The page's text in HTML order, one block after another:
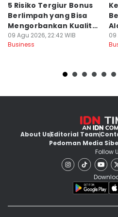
5 Risiko Tergiur Bonus
Berlimpah yang Bisa
Mengorbankan Kualitas
Produk
09 Agu 2026, 22:42 WIB
Business
09
About UsEditorial Team
Pedoman Media
Follow